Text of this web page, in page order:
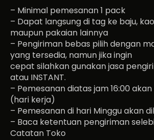
– Minimal pemesanan 1 pack
– Dapat langsung di tag ke baju,
maupun pakaian lainnya
– Pengiriman bebas pilih dengan
yang tersedia, namun jika ingin
cepat silahkan gunakan jasa
atau INSTANT.
– Pemesanan diatas jam 16:00
(hari kerja)
– Pemesanan di hari Minggu akan
– Baca ketentuan pengiriman
Catatan Toko